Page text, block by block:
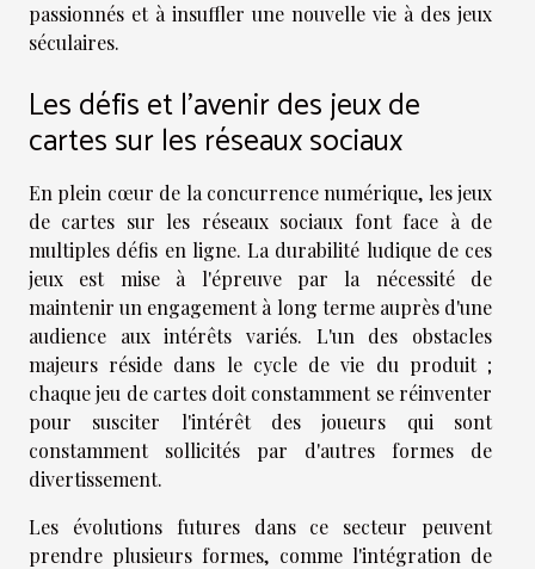
passionnés et à insuffler une nouvelle vie à des jeux
séculaires.
Les défis et l'avenir des jeux de
cartes sur les réseaux sociaux
En plein cœur de la concurrence numérique, les jeux
de cartes sur les réseaux sociaux font face à de
multiples défis en ligne. La durabilité ludique de ces
jeux est mise à l'épreuve par la nécessité de
maintenir un engagement à long terme auprès d'une
audience aux intérêts variés. L'un des obstacles
majeurs réside dans le cycle de vie du produit ;
chaque jeu de cartes doit constamment se réinventer
pour susciter l'intérêt des joueurs qui sont
constamment sollicités par d'autres formes de
divertissement.
Les évolutions futures dans ce secteur peuvent
prendre plusieurs formes, comme l'intégration de